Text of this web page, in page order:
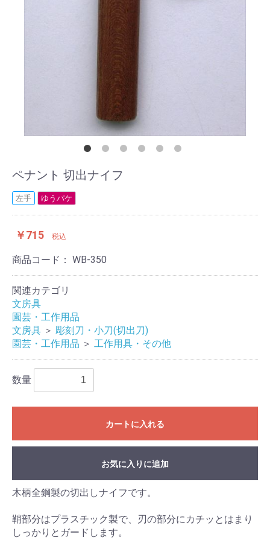
ペナント 切出ナイフ
左手 ゆうパケ
￥715 税込
商品コード： WB-350
関連カテゴリ
文房具
園芸・工作用品
文房具 ＞ 彫刻刀・小刀(切出刀)
園芸・工作用品 ＞ 工作用具・その他
数量
カートに入れる
お気に入りに追加
木柄全鋼製の切出しナイフです。
鞘部分はプラスチック製で、刃の部分にカチッとはまり
しっかりとガードします。